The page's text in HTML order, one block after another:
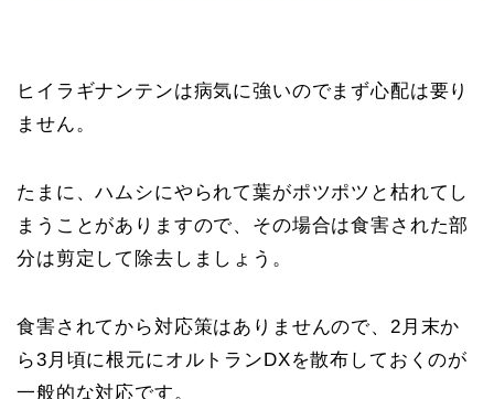
ヒイラギナンテンは病気に強いのでまず心配は要り
ません。
たまに、ハムシにやられて葉がポツポツと枯れてし
まうことがありますので、その場合は食害された部
分は剪定して除去しましょう。
食害されてから対応策はありませんので、2月末か
ら3月頃に根元にオルトランDXを散布しておくのが
一般的な対応です。